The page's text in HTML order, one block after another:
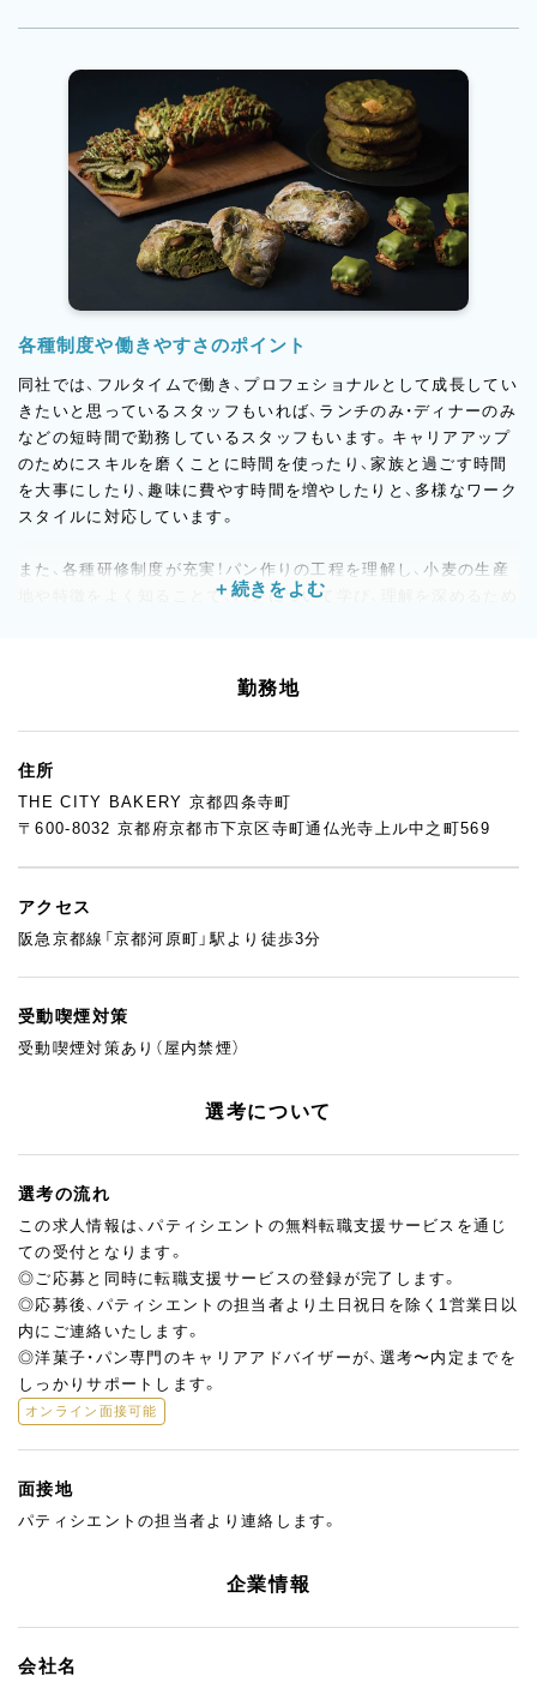
各種制度や働きやすさのポイント
同社では、フルタイムで働き、プロフェショナルとして成長してい
きたいと思っているスタッフもいれば、ランチのみ・ディナーのみ
などの短時間で勤務しているスタッフもいます。キャリアアップ
のためにスキルを磨くことに時間を使ったり、家族と過ごす時間
を大事にしたり、趣味に費やす時間を増やしたりと、多様なワーク
スタイルに対応しています。
また、各種研修制度が充実！パン作りの工程を理解し、小麦の生産
地や特徴をよく知ることで、パンについて学び、理解を深めるため
招き「コーチング」を学ぶことができる研修もあります。
勤務地
住所
THE CITY BAKERY 京都四条寺町
〒600-8032 京都府京都市下京区寺町通仏光寺上ル中之町569
アクセス
阪急京都線「京都河原町」駅より徒歩3分
受動喫煙対策
受動喫煙対策あり（屋内禁煙）
選考について
選考の流れ
この求人情報は、パティシエントの無料転職支援サービスを通じ
ての受付となります。
◎ご応募と同時に転職支援サービスの登録が完了します。
◎応募後、パティシエントの担当者より土日祝日を除く1営業日以
内にご連絡いたします。
◎洋菓子・パン専門のキャリアアドバイザーが、選考〜内定までを
しっかりサポートします。
オンライン面接可能
面接地
パティシエントの担当者より連絡します。
企業情報
会社名